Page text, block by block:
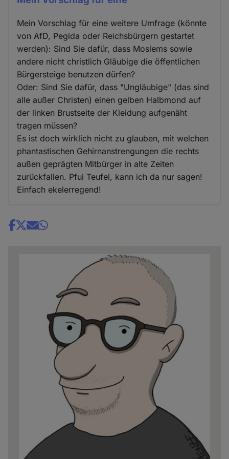
Mein Vorschlag für eine weitere Umfrage (könnte
von AfD, Pegida oder Reichsbürgern gestartet
werden): Sind Sie dafür, dass Moslems sowie
andere nicht christlich Gläubige die öffentlichen
Bürgersteige benutzen dürfen?
Oder: Sind Sie dafür, dass "Ungläubige" (das sind
alle außer Christen) einen gelben Halbmond auf
der linken Brustseite der Kleidung aufgenäht
tragen müssen?
Es ist doch wirklich nicht zu glauben, mit welchen
phantastischen Gehirnanstrengungen die rechts
außen geprägten Mitbürger in alte Zeiten
zurückfallen. Pfui Teufel, kann ich da nur sagen!
Einfach ekelerregend!
Share